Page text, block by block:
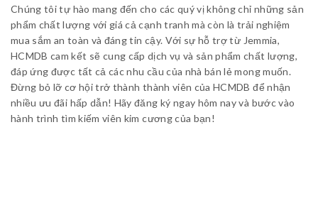
Chúng tôi tự hào mang đến cho các quý vị không chỉ những sản
phẩm chất lượng với giá cả cạnh tranh mà còn là trải nghiệm
mua sắm an toàn và đáng tin cậy. Với sự hỗ trợ từ Jemmia,
HCMDB cam kết sẽ cung cấp dịch vụ và sản phẩm chất lượng,
đáp ứng được tất cả các nhu cầu của nhà bán lẻ mong muốn.
Đừng bỏ lỡ cơ hội trở thành thành viên của HCMDB để nhận
nhiều ưu đãi hấp dẫn! Hãy đăng ký ngay hôm nay và bước vào
hành trình tìm kiếm viên kim cương của bạn!